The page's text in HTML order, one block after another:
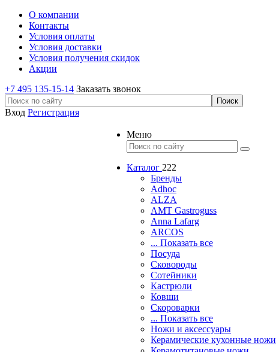
О компании
Контакты
Условия оплаты
Условия доставки
Условия получения скидок
Акции
+7 495 135-15-14 Заказать звонок
Вход Регистрация
Меню
Каталог 222
Бренды
Adhoc
ALZA
AMT Gastroguss
Anna Lafarg
ARCOS
... Показать все
Посуда
Сковороды
Сотейники
Кастрюли
Ковши
Скороварки
... Показать все
Ножи и аксессуары
Керамические кухонные ножи